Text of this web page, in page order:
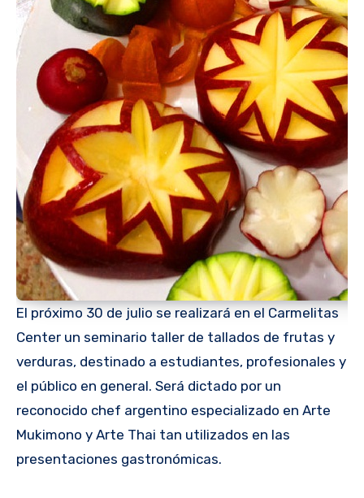
El próximo 30 de julio se realizará en el Carmelitas
Center un seminario taller de tallados de frutas y
verduras, destinado a estudiantes, profesionales y
el público en general. Será dictado por un
reconocido chef argentino especializado en Arte
Mukimono y Arte Thai tan utilizados en las
presentaciones gastronómicas.